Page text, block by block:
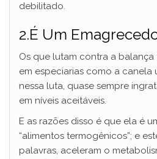
debilitado.
2.É Um
Os que lutam contra a
em especiarias como a canela
nessa luta, quase sempre
em níveis aceitáveis.
E as razões disso é que ela é
“alimentos termogênicos”; e
palavras, aceleram o